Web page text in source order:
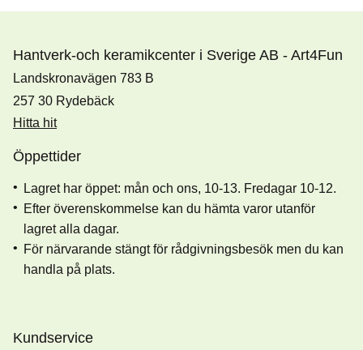
Hantverk-och keramikcenter i Sverige AB - Art4Fun
Landskronavägen 783 B
257 30 Rydebäck
Hitta hit
Öppettider
Lagret har öppet: mån och ons, 10-13. Fredagar 10-12.
Efter överenskommelse kan du hämta varor utanför
lagret alla dagar.
För närvarande stängt för rådgivningsbesök men du kan
handla på plats.
Kundservice